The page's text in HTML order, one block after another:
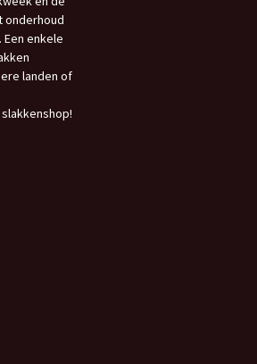
onderhoud
Een enkele
landen of